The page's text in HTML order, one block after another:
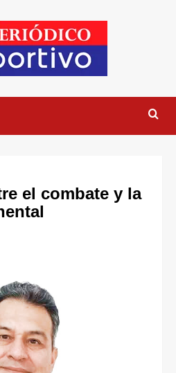
el combate y la